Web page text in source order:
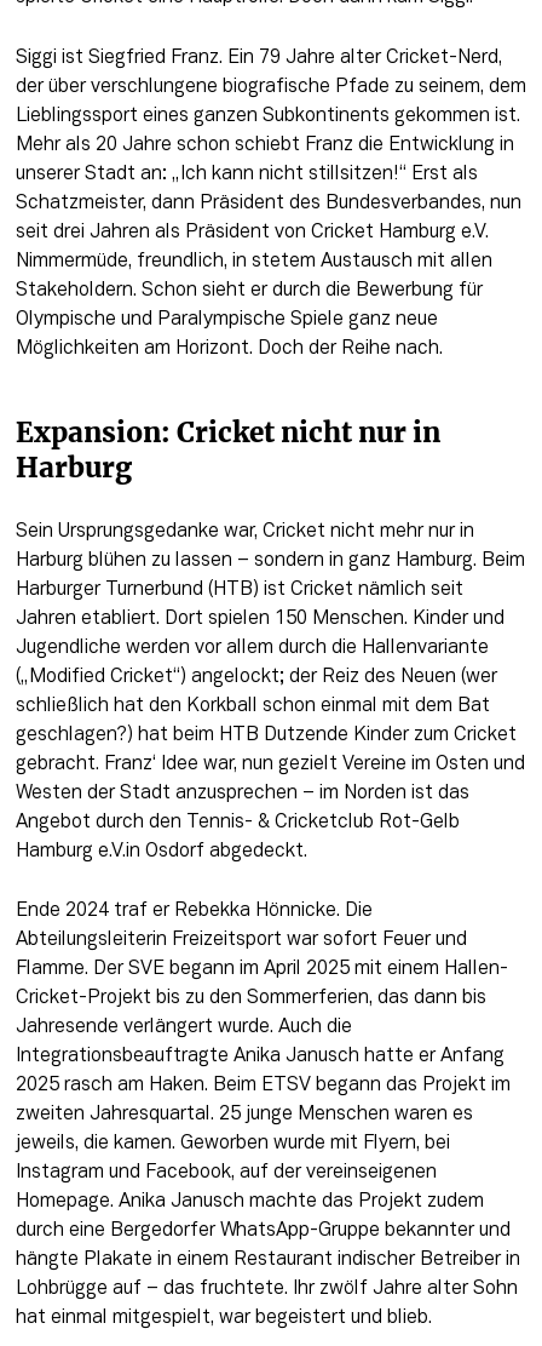
Siggi ist Siegfried Franz. Ein 79 Jahre alter Cricket-Nerd,
der über verschlungene biografische Pfade zu seinem, dem
Lieblingssport eines ganzen Subkontinents gekommen ist.
Mehr als 20 Jahre schon schiebt Franz die Entwicklung in
unserer Stadt an: „Ich kann nicht stillsitzen!“ Erst als
Schatzmeister, dann Präsident des Bundesverbandes, nun
seit drei Jahren als Präsident von Cricket Hamburg e.V.
Nimmermüde, freundlich, in stetem Austausch mit allen
Stakeholdern. Schon sieht er durch die Bewerbung für
Olympische und Paralympische Spiele ganz neue
Möglichkeiten am Horizont. Doch der Reihe nach.
Expansion: Cricket nicht nur in
Harburg
Sein Ursprungsgedanke war, Cricket nicht mehr nur in
Harburg blühen zu lassen – sondern in ganz Hamburg. Beim
Harburger Turnerbund (HTB) ist Cricket nämlich seit
Jahren etabliert. Dort spielen 150 Menschen. Kinder und
Jugendliche werden vor allem durch die Hallenvariante
(„Modified Cricket“) angelockt; der Reiz des Neuen (wer
schließlich hat den Korkball schon einmal mit dem Bat
geschlagen?) hat beim HTB Dutzende Kinder zum Cricket
gebracht. Franz‘ Idee war, nun gezielt Vereine im Osten und
Westen der Stadt anzusprechen – im Norden ist das
Angebot durch den Tennis- & Cricketclub Rot-Gelb
Hamburg e.V.in Osdorf abgedeckt.
Ende 2024 traf er Rebekka Hönnicke. Die
Abteilungsleiterin Freizeitsport war sofort Feuer und
Flamme. Der SVE begann im April 2025 mit einem Hallen-
Cricket-Projekt bis zu den Sommerferien, das dann bis
Jahresende verlängert wurde. Auch die
Integrationsbeauftragte Anika Janusch hatte er Anfang
2025 rasch am Haken. Beim ETSV begann das Projekt im
zweiten Jahresquartal. 25 junge Menschen waren es
jeweils, die kamen. Geworben wurde mit Flyern, bei
Instagram und Facebook, auf der vereinseigenen
Homepage. Anika Janusch machte das Projekt zudem
durch eine Bergedorfer WhatsApp-Gruppe bekannter und
hängte Plakate in einem Restaurant indischer Betreiber in
Lohbrügge auf – das fruchtete. Ihr zwölf Jahre alter Sohn
hat einmal mitgespielt, war begeistert und blieb.